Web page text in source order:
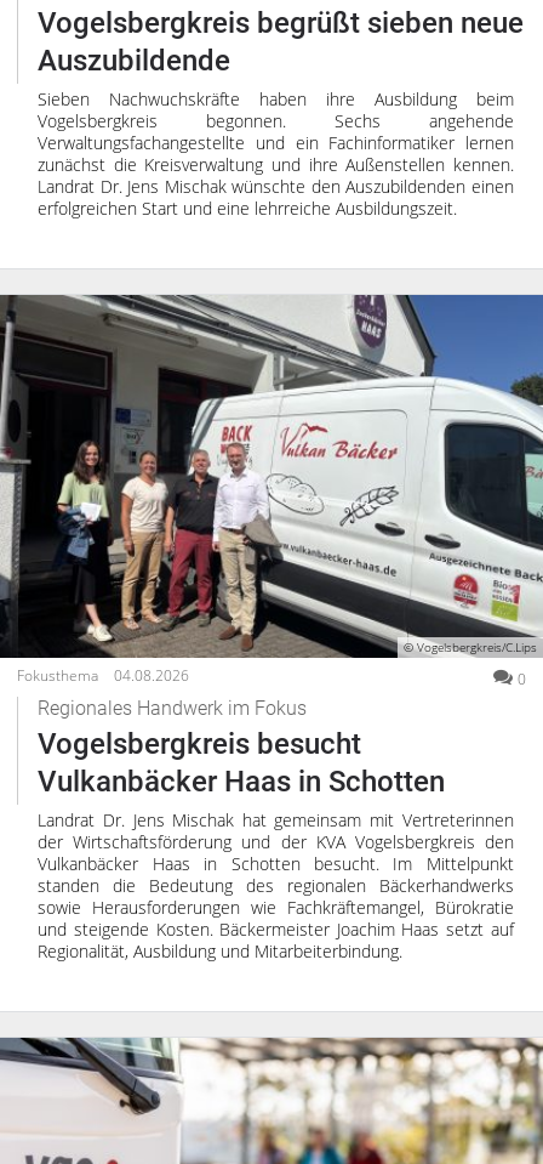
Vogelsbergkreis begrüßt sieben neue
Auszubildende
Sieben Nachwuchskräfte haben ihre Ausbildung beim
Vogelsbergkreis begonnen. Sechs angehende
Verwaltungsfachangestellte und ein Fachinformatiker lernen
zunächst die Kreisverwaltung und ihre Außenstellen kennen.
Landrat Dr. Jens Mischak wünschte den Auszubildenden einen
erfolgreichen Start und eine lehrreiche Ausbildungszeit.
© Vogelsbergkreis/C.Lips
Fokusthema 04.08.2026 0
Regionales Handwerk im Fokus
Vogelsbergkreis besucht
Vulkanbäcker Haas in Schotten
Landrat Dr. Jens Mischak hat gemeinsam mit Vertreterinnen
der Wirtschaftsförderung und der KVA Vogelsbergkreis den
Vulkanbäcker Haas in Schotten besucht. Im Mittelpunkt
standen die Bedeutung des regionalen Bäckerhandwerks
sowie Herausforderungen wie Fachkräftemangel, Bürokratie
und steigende Kosten. Bäckermeister Joachim Haas setzt auf
Regionalität, Ausbildung und Mitarbeiterbindung.